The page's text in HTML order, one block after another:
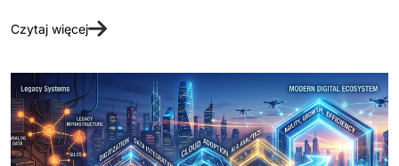
Czytaj więcej